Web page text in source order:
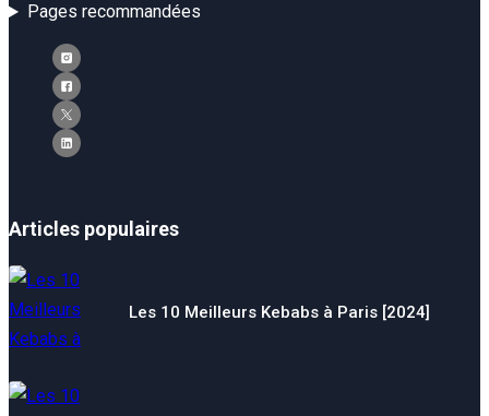
Pages recommandées
Articles populaires
Les 10 Meilleurs Kebabs à Paris [2024]